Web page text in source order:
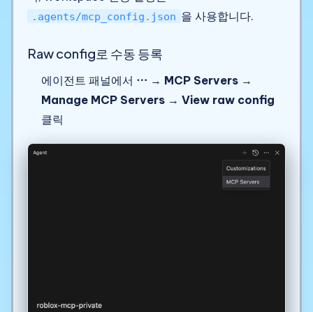
.agents/mcp_config.json 을 사용합니다.
Raw config로 수동 등록
에이전트 패널에서 ⋯ → MCP Servers →
Manage MCP Servers → View raw config
클릭